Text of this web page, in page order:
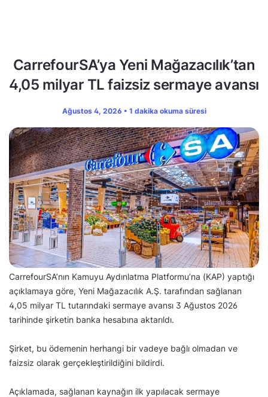
CarrefourSA’ya Yeni Mağazacılık’tan
4,05 milyar TL faizsiz sermaye avansı
Ağustos 4, 2026 • 1 dakika okuma süresi
CarrefourSA’nın Kamuyu Aydınlatma Platformu’na (KAP) yaptığı
açıklamaya göre, Yeni Mağazacılık A.Ş. tarafından sağlanan
4,05 milyar TL tutarındaki sermaye avansı 3 Ağustos 2026
tarihinde şirketin banka hesabına aktarıldı.
Şirket, bu ödemenin herhangi bir vadeye bağlı olmadan ve
faizsiz olarak gerçekleştirildiğini bildirdi.
Açıklamada, sağlanan kaynağın ilk yapılacak sermaye